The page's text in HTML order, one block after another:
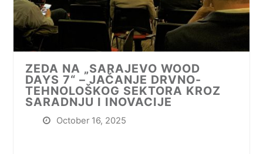
ZEDA NA „SARAJEVO WOOD
DAYS 7“ – JAČANJE DRVNO-
TEHNOLOŠKOG SEKTORA KROZ
SARADNJU I INOVACIJE
October 16, 2025